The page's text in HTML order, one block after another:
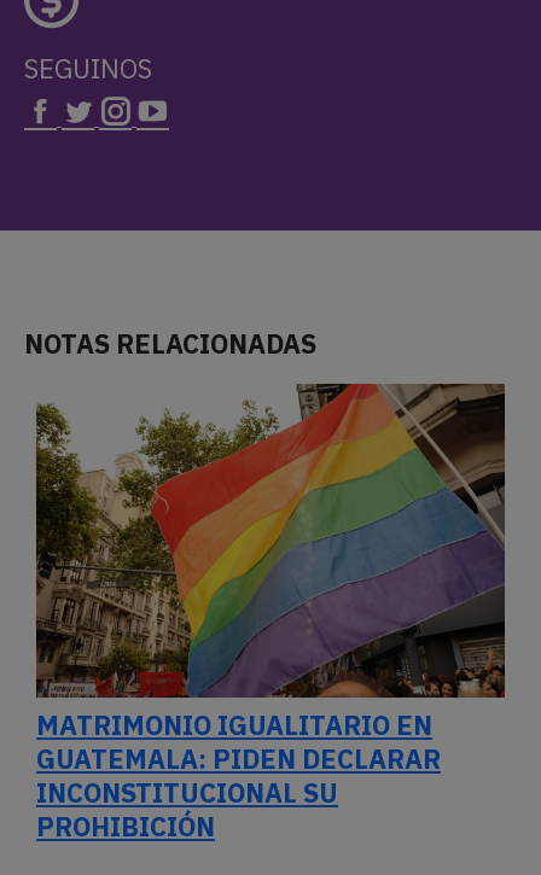
SEGUINOS
NOTAS RELACIONADAS
MATRIMONIO IGUALITARIO EN
GUATEMALA: PIDEN DECLARAR
INCONSTITUCIONAL SU
PROHIBICIÓN